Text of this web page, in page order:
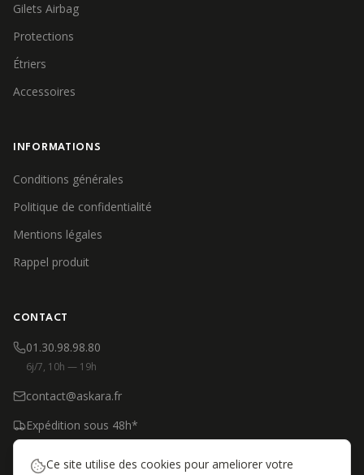
Gilets Airbag
Protections
Étriers
Accessoires
INFORMATIONS
Conditions générales
Politique de confidentialité
Mentions légales
Rappel produit
CONTACT
01.30.98.98.80
6j/7, 10h — 19h
contact@askara.fr
Expédition sous 48h*
*Produits en stock, jours ouvrés
Ce site utilise des cookies pour ameliorer votre